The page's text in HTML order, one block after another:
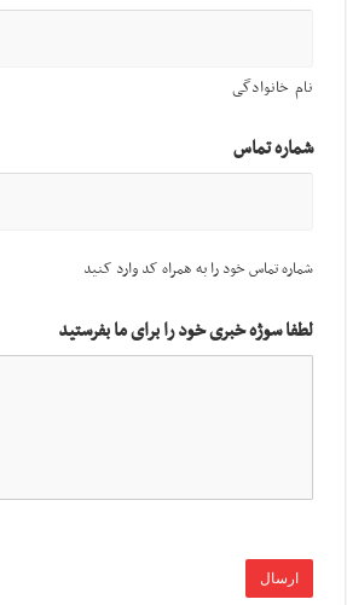
نام خانوادگی
شماره تماس
شماره تماس خود را به همراه کد وارد کنید
لطفا سوژه خبری خود را برای ما بفرستید